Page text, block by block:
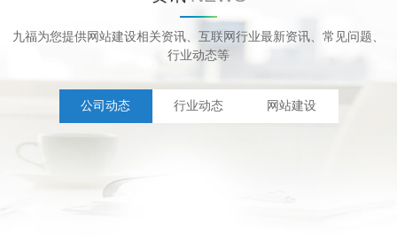
九福为您提供网站建设相关资讯、互联网行业最新资讯、常见问题、
行业动态等
公司动态 行业动态 网站建设